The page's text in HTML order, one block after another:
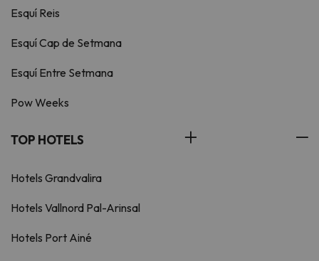
Esquí Reis
Esquí Cap de Setmana
Esquí Entre Setmana
Pow Weeks
TOP HOTELS
Hotels Grandvalira
Hotels Vallnord Pal-Arinsal
Hotels Port Ainé